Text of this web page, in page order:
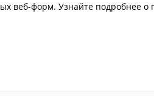
веб-форм. Узнайте подробнее о